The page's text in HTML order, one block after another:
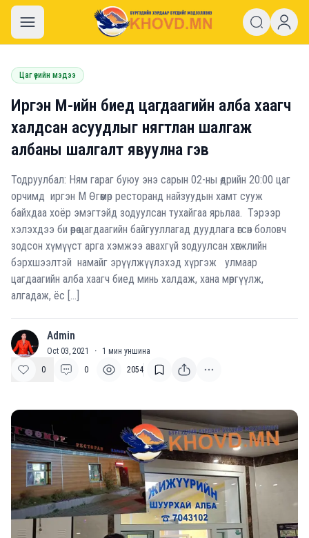
khovd.mn
Цаг үеийн мэдээ
Иргэн М-ийн биед цагдаагийн алба хаагч
халдсан асуудлыг нягтлан шалгаж
албаны шалгалт явуулна гэв
Тодруулбал: Ням гараг буюу энэ сарын 02-ны өдрийн 20:00 цаг
орчимд иргэн М Өгөөмөр ресторанд найзуудын хамт сууж
байхдаа хоёр эмэгтэйд зодуулсан тухайгаа ярьлаа. Тэрээр
хэлэхдээ би өөрөө цагдаагийн байгууллагад дуудлага өгсөн боловч
зодсон хүмүүст арга хэмжээ авахгүй зодуулсан хөгжлийн
бэрхшээлтэй намайг эрүүлжүүлэхэд хүргэж улмаар
цагдаагийн алба хаагч биед минь халдаж, хана мөргүүлж,
алгадаж, ёс […]
A Admin
Oct 03, 2021 · 1 мин уншина
0
0 2054